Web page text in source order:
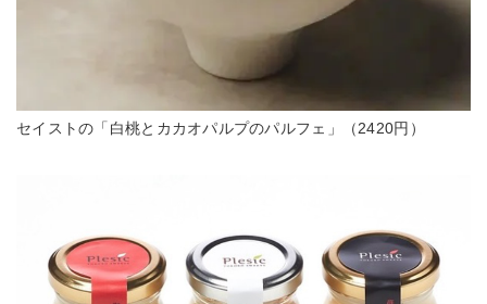
セイストの「白桃とカカオパルプのパルフェ」（2420円）